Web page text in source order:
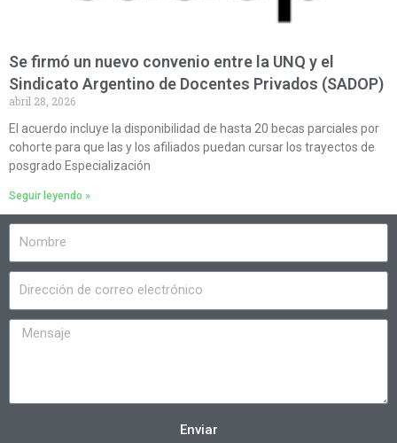
Se firmó un nuevo convenio entre la UNQ y el
Sindicato Argentino de Docentes Privados (SADOP)
abril 28, 2026
El acuerdo incluye la disponibilidad de hasta 20 becas parciales por
cohorte para que las y los afiliados puedan cursar los trayectos de
posgrado Especialización
Seguir leyendo »
Enviar